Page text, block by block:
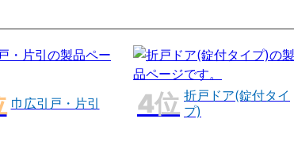
巾広引戸・片引
折戸ドア(錠付タイ
プ)